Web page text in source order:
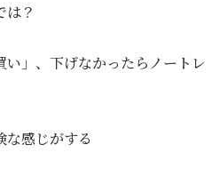
は？
」、下げなかったらノートレ
な感じがする